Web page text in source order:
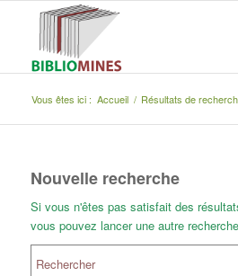
Vous êtes ici : Accueil / Résultats de
Nouvelle recherche
Si vous n'êtes pas satisfait des
vous pouvez lancer une autre